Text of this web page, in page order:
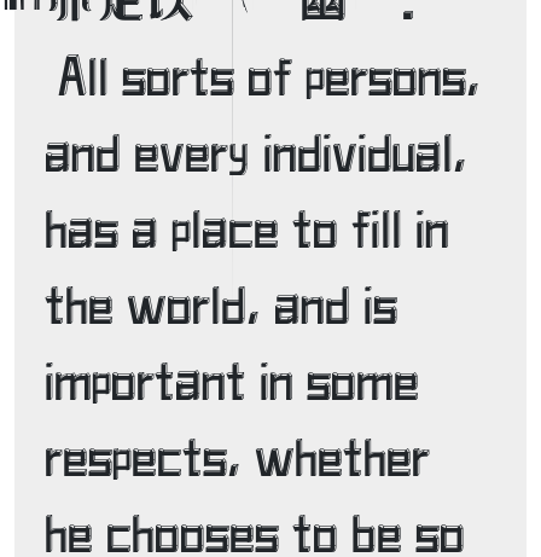
and every individual,
has a place to fill in
the world, and is
important in some
respects, whether
he chooses to be so